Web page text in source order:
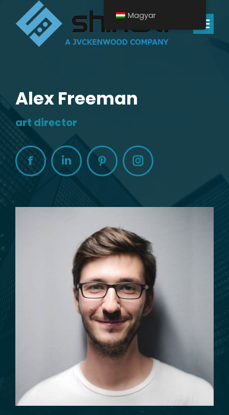
Alex Freeman
art director
FacebookLinkedinPinterestInstagram
Magyar